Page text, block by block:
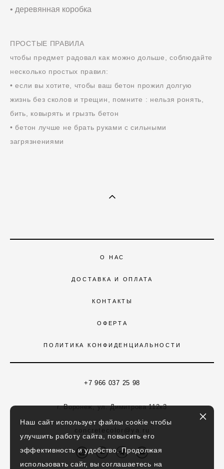
• деревянная коробка
ПРОСТЫЕ ПРАВИЛА
чтобы предмет радовал как можно дольше, соблюдайте
несколько простых правил:
• если вы хотите, чтобы ваш бетон прожил долгую
жизнь без сколов и трещин, помните : нельзя ронять,
бить, ковырять и грызть бетон
• бетон лучше не брать руками с сильными
загрязнениями
О НАС
ДОСТАВКА И ОПЛАТА
КОНТАКТЫ
ОФЕРТА
ПОЛИТИКА КОНФИДЕНЦИАЛЬНОСТИ
+7 966 037 25 98
г. Воронеж, ул. Димитрова 112к3
concretecolor@ya.ru
Наш сайт использует файлы cookie чтобы
улучшить работу сайта, повысить его
эффективность и удобство. Продолжая
использовать сайт, вы соглашаетесь на